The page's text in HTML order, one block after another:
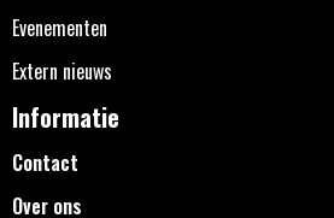
Evenementen
Extern nieuws
Informatie
Contact
Over ons